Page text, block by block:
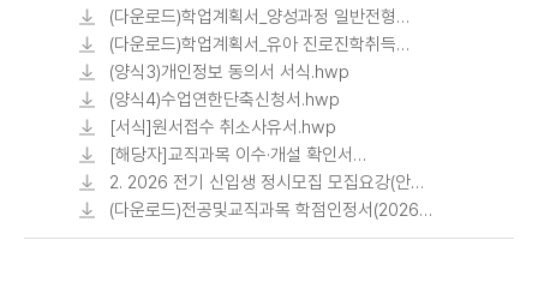
기본이수과목현황_2017년 개정 반영.pdf
(다운로드)학업계획서_양성과정 일반전형
지원자용.hwp
(다운로드)학업계획서_유아 진로진학취득자
특별전형 지원자용.hwp
(양식3)개인정보 동의서 서식.hwp
(양식4)수업연한단축신청서.hwp
[서식]원서접수 취소사유서.hwp
[해당자]교직과목 이수·개설 확인서
(양식).hwp
2. 2026 전기 신입생 정시모집 모집요강(안)
.pdf
(다운로드)전공및교직과목 학점인정서(2026